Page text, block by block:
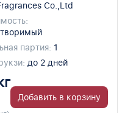
Co.,Ltd
партия: 1
до 2 дней
Добавить в корзину